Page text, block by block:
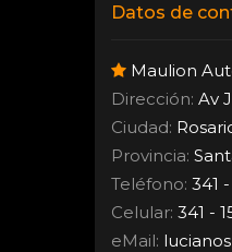
Datos de
Maulion
Dirección: Av
Ciudad:
Provincia:
Teléfono: 341
Celular: 341 -
eMail: